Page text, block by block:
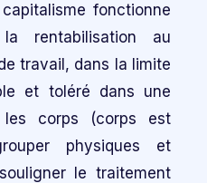
fonctionne
rentabilisation au
travail, dans la limite
et toléré dans une
les corps (corps est
physiques et
le traitement